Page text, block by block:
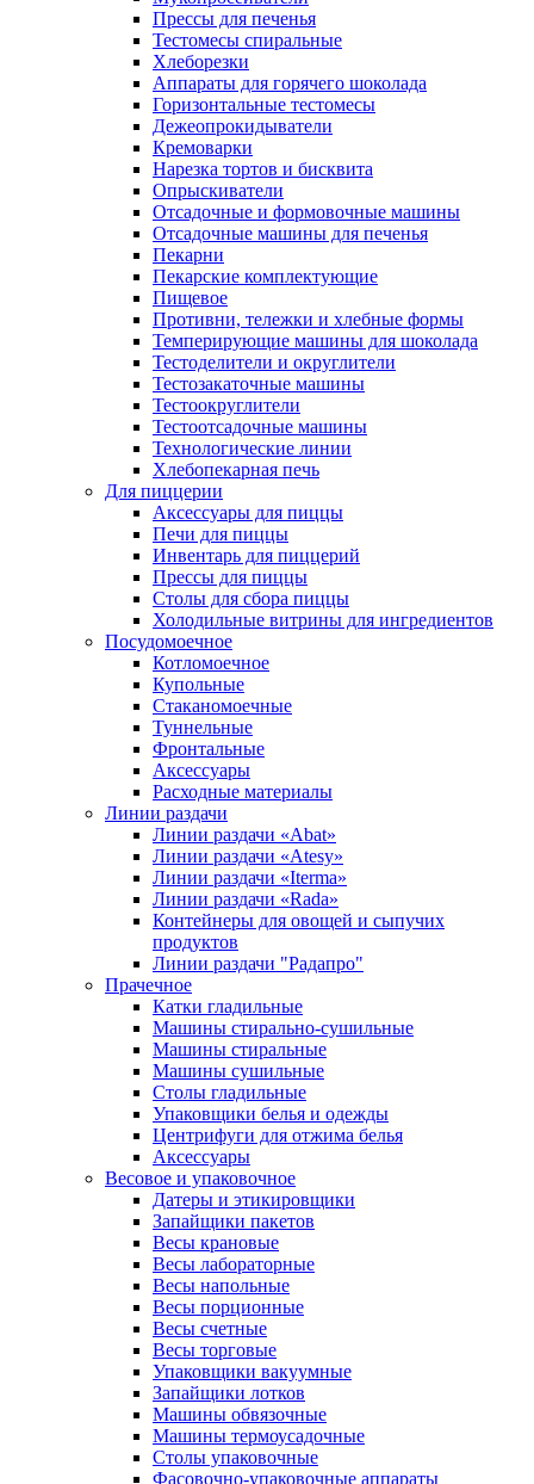
Прессы для печенья
Тестомесы спиральные
Хлеборезки
Аппараты для горячего шоколада
Горизонтальные тестомесы
Дежеопрокидыватели
Кремоварки
Нарезка тортов и бисквита
Опрыскиватели
Отсадочные и формовочные машины
Отсадочные машины для печенья
Пекарни
Пекарские комплектующие
Пищевое
Противни, тележки и хлебные формы
Темперирующие машины для шоколада
Тестоделители и округлители
Тестозакаточные машины
Тестоокруглители
Тестоотсадочные машины
Технологические линии
Хлебопекарная печь
Для пиццерии
Аксессуары для пиццы
Печи для пиццы
Инвентарь для пиццерий
Прессы для пиццы
Столы для сбора пиццы
Холодильные витрины для ингредиентов
Посудомоечное
Котломоечное
Купольные
Стаканомоечные
Туннельные
Фронтальные
Аксессуары
Расходные материалы
Линии раздачи
Линии раздачи «Abat»
Линии раздачи «Atesy»
Линии раздачи «Iterma»
Линии раздачи «Rada»
Контейнеры для овощей и сыпучих
продуктов
Линии раздачи "Радапро"
Прачечное
Катки гладильные
Машины стирально-сушильные
Машины стиральные
Машины сушильные
Столы гладильные
Упаковщики белья и одежды
Центрифуги для отжима белья
Аксессуары
Весовое и упаковочное
Датеры и этикировщики
Запайщики пакетов
Весы крановые
Весы лабораторные
Весы напольные
Весы порционные
Весы счетные
Весы торговые
Упаковщики вакуумные
Запайщики лотков
Машины обвязочные
Машины термоусадочные
Столы упаковочные
Фасовочно-упаковочные аппараты